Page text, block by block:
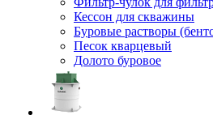
Кессон для скважины
Буровые растворы
Песок кварцевый
Долото буровое